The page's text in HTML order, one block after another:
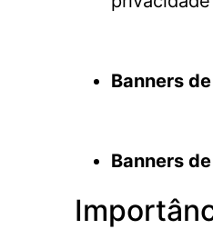
Banners
Banners